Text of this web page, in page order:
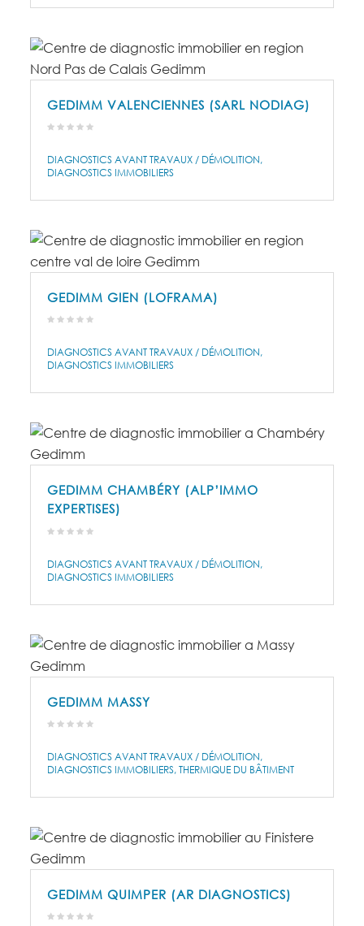
GEDIMM VALENCIENNES (SARL NODIAG)
DIAGNOSTICS AVANT TRAVAUX / DÉMOLITION
DIAGNOSTICS IMMOBILIERS
GEDIMM GIEN (LOFRAMA)
DIAGNOSTICS AVANT TRAVAUX / DÉMOLITION
DIAGNOSTICS IMMOBILIERS
GEDIMM CHAMBÉRY (ALP’IMMO
EXPERTISES)
DIAGNOSTICS AVANT TRAVAUX / DÉMOLITION
DIAGNOSTICS IMMOBILIERS
GEDIMM MASSY
DIAGNOSTICS AVANT TRAVAUX / DÉMOLITION
DIAGNOSTICS IMMOBILIERS THERMIQUE DU BÂTIMENT
GEDIMM QUIMPER (AR DIAGNOSTICS)